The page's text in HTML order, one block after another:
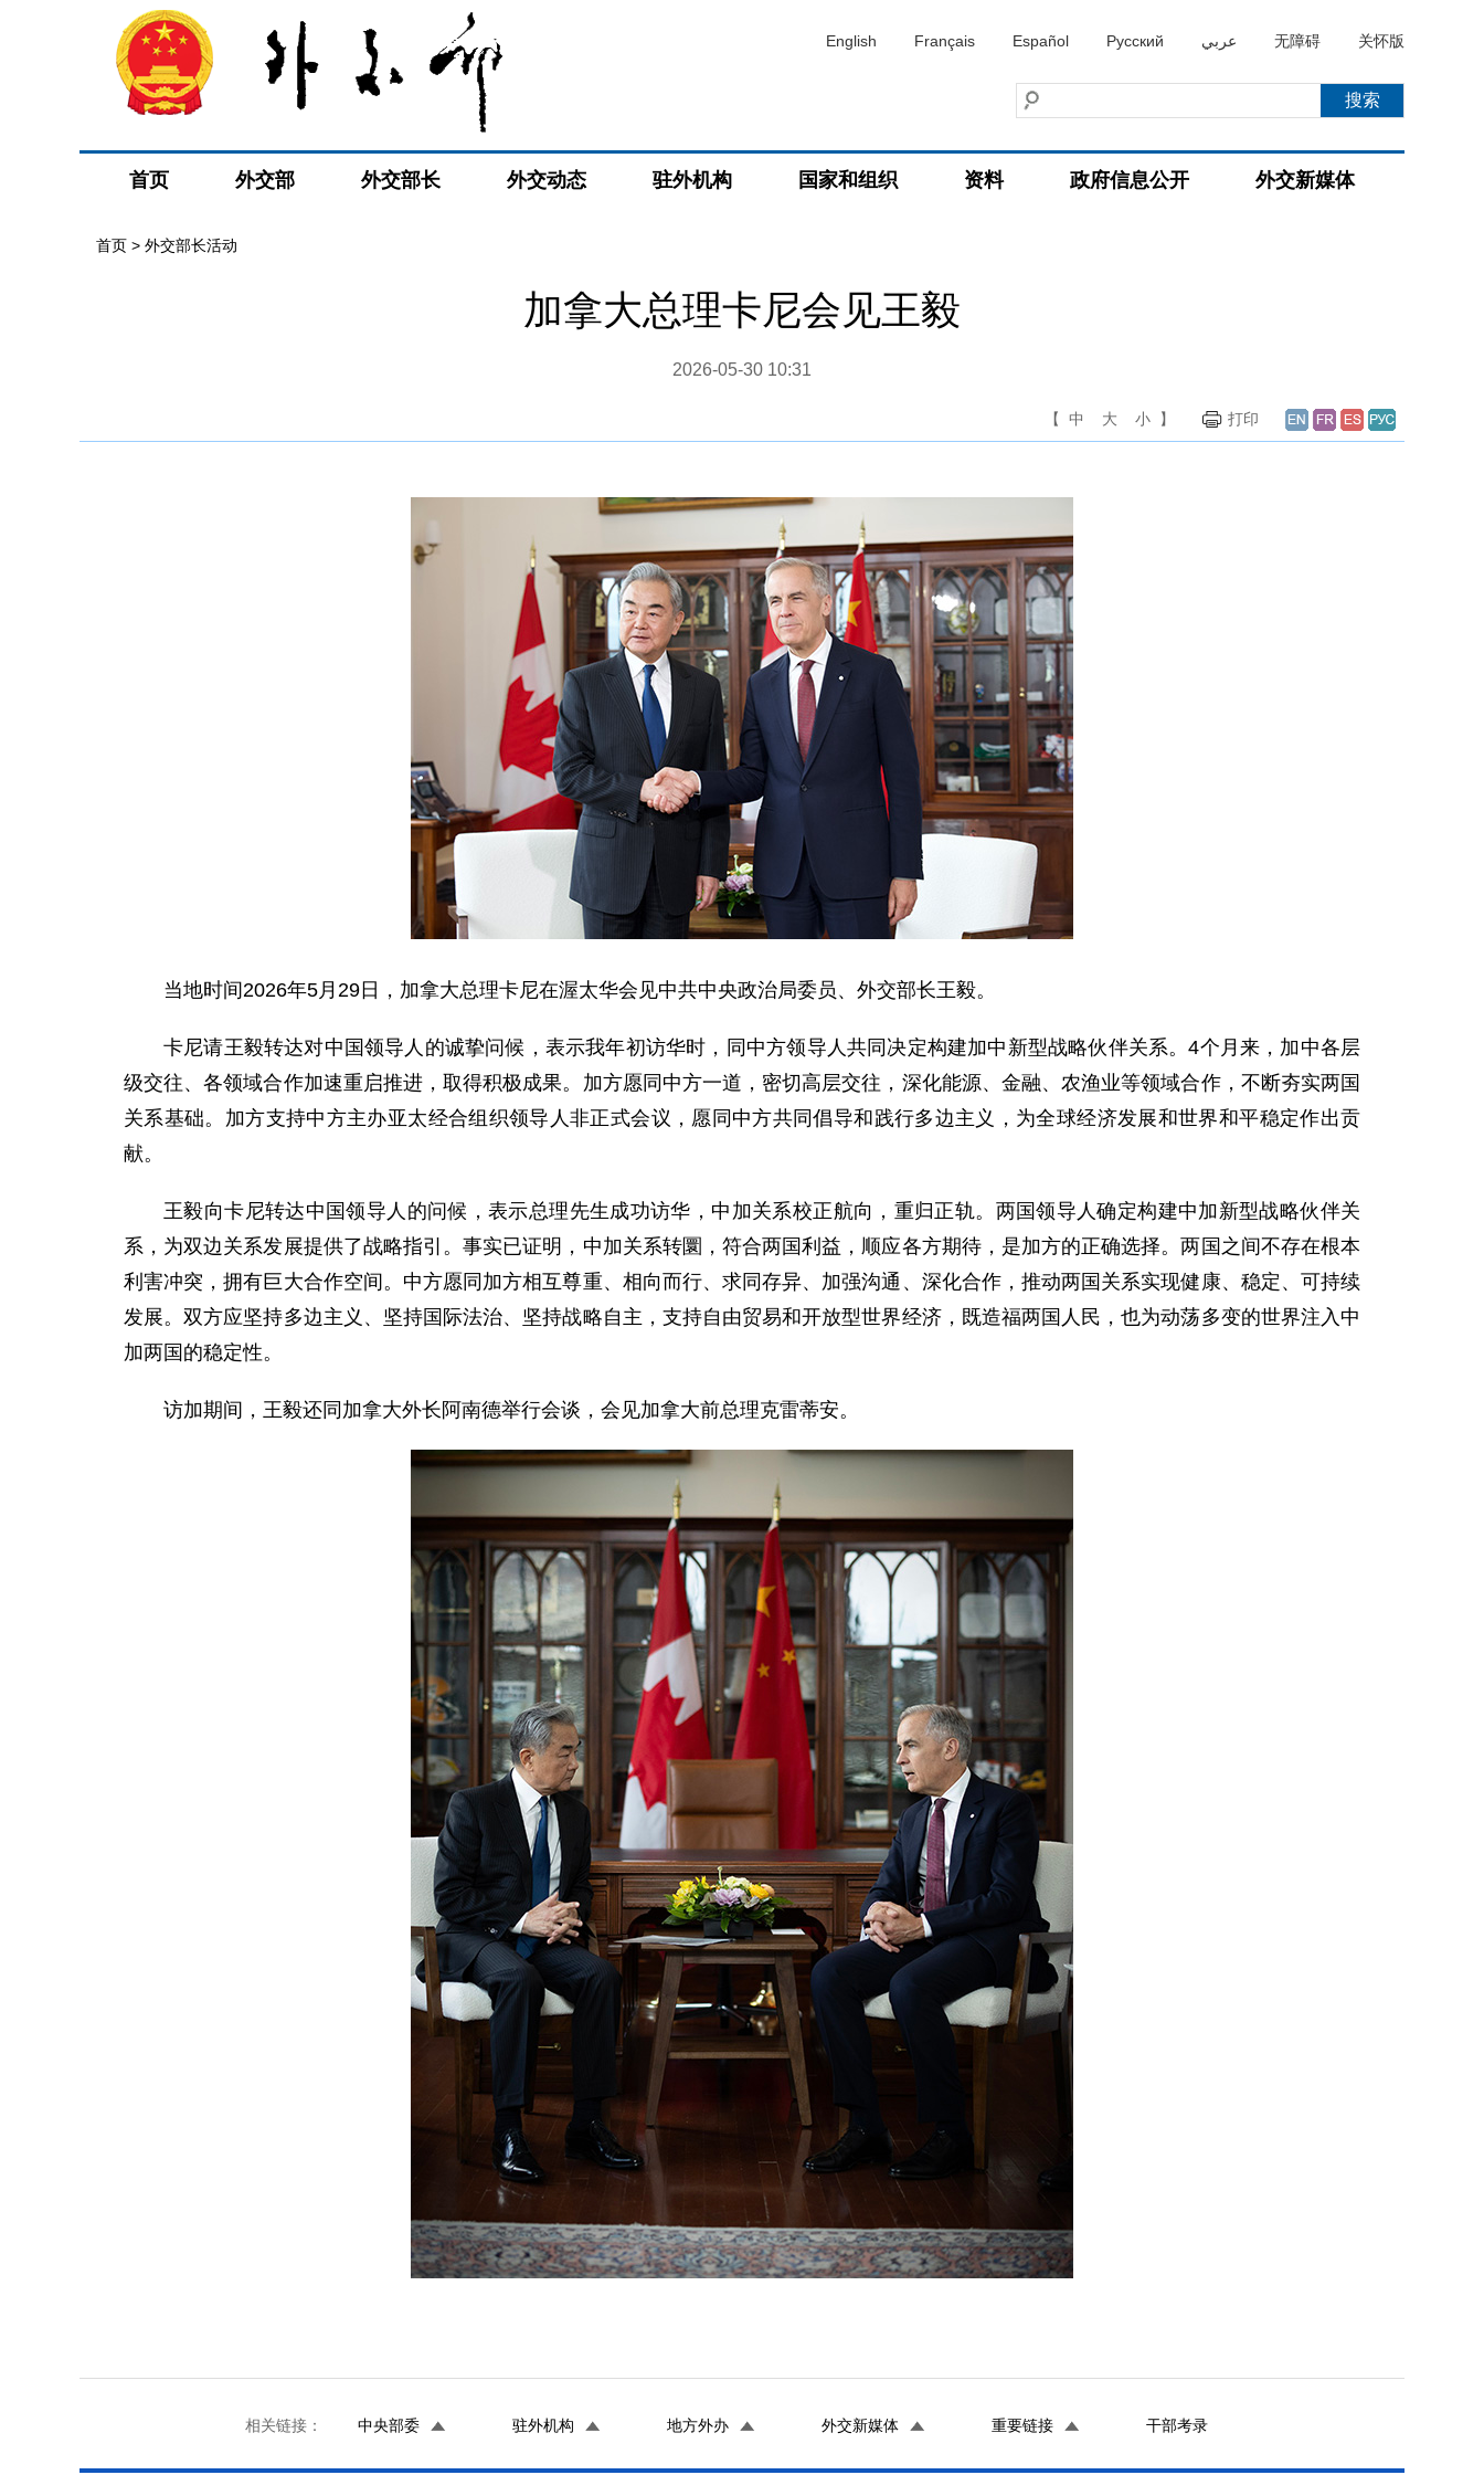
English Français Español Русский عربي 无障碍 关怀版
首页 外交部 外交部长 外交动态 驻外机构 国家和组织 资料 政府信息公开 外交新媒体
首页 > 外交部长活动
加拿大总理卡尼会见王毅
2026-05-30 10:31
【 中 大 小 】 打印
当地时间2026年5月29日，加拿大总理卡尼在渥太华会见中共中央政治局委员、外交部长王毅。
卡尼请王毅转达对中国领导人的诚挚问候，表示我年初访华时，同中方领导人共同决定构建加中新型战略伙伴关系。4个月来，加中各层
级交往、各领域合作加速重启推进，取得积极成果。加方愿同中方一道，密切高层交往，深化能源、金融、农渔业等领域合作，不断夯实两国
关系基础。加方支持中方主办亚太经合组织领导人非正式会议，愿同中方共同倡导和践行多边主义，为全球经济发展和世界和平稳定作出贡
献。
王毅向卡尼转达中国领导人的问候，表示总理先生成功访华，中加关系校正航向，重归正轨。两国领导人确定构建中加新型战略伙伴关
系，为双边关系发展提供了战略指引。事实已证明，中加关系转圜，符合两国利益，顺应各方期待，是加方的正确选择。两国之间不存在根本
利害冲突，拥有巨大合作空间。中方愿同加方相互尊重、相向而行、求同存异、加强沟通、深化合作，推动两国关系实现健康、稳定、可持续
发展。双方应坚持多边主义、坚持国际法治、坚持战略自主，支持自由贸易和开放型世界经济，既造福两国人民，也为动荡多变的世界注入中
加两国的稳定性。
访加期间，王毅还同加拿大外长阿南德举行会谈，会见加拿大前总理克雷蒂安。
相关链接： 中央部委 驻外机构 地方外办 外交新媒体 重要链接 干部考录